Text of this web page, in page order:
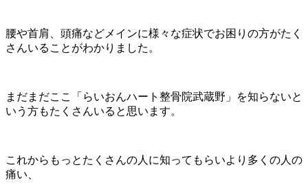
腰や首肩、頭痛などメインに様々な症状でお困りの方がたく
さんいることがわかりました。
まだまだここ「らいおんハート整骨院武蔵野」を知らないと
いう方もたくさんいると思います。
これからもっとたくさんの人に知ってもらいより多くの人の
痛い、